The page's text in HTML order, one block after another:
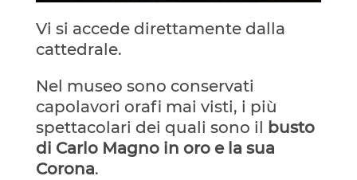
Vi si accede direttamente dalla
cattedrale.
Nel museo sono conservati
capolavori orafi mai visti, i più
spettacolari dei quali sono il busto
di Carlo Magno in oro e la sua
Corona.